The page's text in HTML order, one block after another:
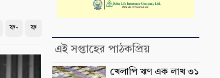
ফ- ফ
এই সপ্তাহের পাঠকপ্রিয়
খেলাপি ঋণ এক লাখ ৩১